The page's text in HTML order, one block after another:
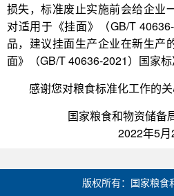
损失，标准废止实施前会给企业
对适用于《挂面》（GB/T
品，建议挂面生产企业在新生产
面》（GB/T 40636-2021）国家标
感谢您对粮食标准化工作的关
国家粮食和物资
版权所有：国家粮食